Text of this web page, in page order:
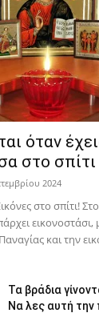
όταν
στο
2024
στο σπίτι!
εικονοστάσι,
και την
Τα βράδια
Να λες αυτή